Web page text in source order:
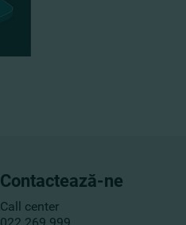
Contactează-ne
Call center
022 269 999